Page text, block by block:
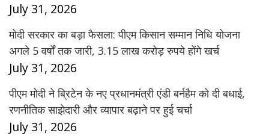
July 31, 2026
मोदी सरकार का बड़ा फैसला: पीएम किसान सम्मान निधि योजना
अगले 5 वर्षों तक जारी, 3.15 लाख करोड़ रुपये होंगे खर्च
July 31, 2026
पीएम मोदी ने ब्रिटेन के नए प्रधानमंत्री एंडी बर्नहैम को दी बधाई,
रणनीतिक साझेदारी और व्यापार बढ़ाने पर हुई चर्चा
July 31, 2026